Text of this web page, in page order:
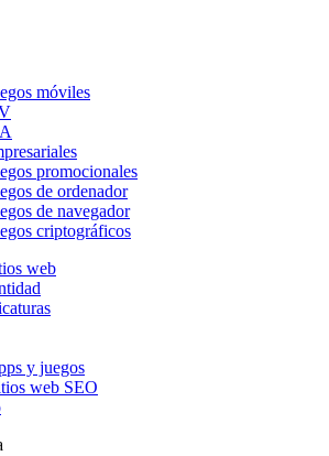
móviles
promocionales
de ordenador
de navegador
criptográficos
web
y juegos
web SEO